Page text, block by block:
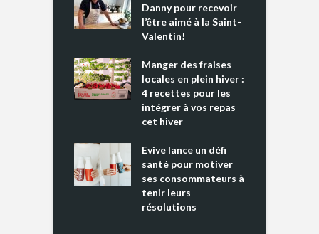
Danny pour recevoir
l’être aimé à la Saint-
Valentin!
Manger des fraises
locales en plein hiver :
4 recettes pour les
intégrer à vos repas
cet hiver
Evive lance un défi
santé pour motiver
ses consommateurs à
tenir leurs
résolutions